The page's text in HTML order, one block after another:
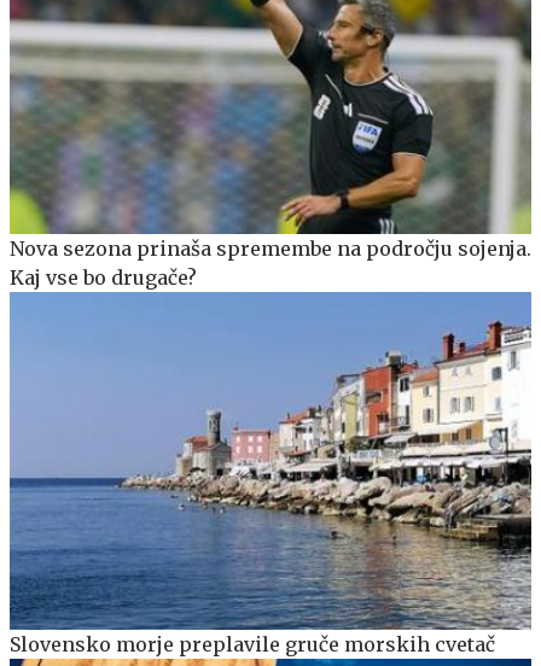
Nova sezona prinaša spremembe na področju sojenja.
Kaj vse bo drugače?
Slovensko morje preplavile gruče morskih cvetač